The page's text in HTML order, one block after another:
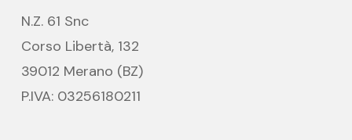
N.Z. 61 Snc
Corso Libertà, 132
39012 Merano (BZ)
P.IVA: 03256180211